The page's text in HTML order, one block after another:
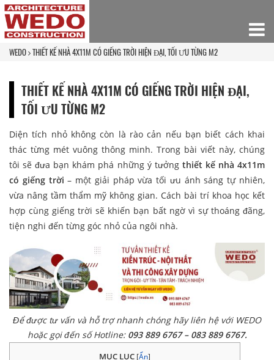
WEDO THIẾT KẾ NHÀ 4X11M CÓ GIẾNG TRỜI HIỆN ĐẠI, TỐI ƯU TỪNG M2
THIẾT KẾ NHÀ 4X11M CÓ GIẾNG TRỜI HIỆN ĐẠI,
TỐI ƯU TỪNG M2
Diện tích nhỏ không còn là rào cản nếu bạn biết cách khai
thác từng mét vuông thông minh. Trong bài viết này, chúng
tôi sẽ đưa bạn khám phá những ý tưởng thiết kế nhà 4x11m
có giếng trời – một giải pháp vừa tối ưu ánh sáng tự nhiên,
vừa nâng tầm thẩm mỹ không gian. Cách bài trí khoa học kết
hợp cùng giếng trời sẽ khiến bạn bất ngờ vì sự thoáng đãng,
tiện nghi đến từng góc nhỏ của ngôi nhà.
Để được tư vấn và hỗ trợ nhanh chóng hãy liên hệ với WEDO
hoặc gọi đến số Hotline: 093 889 6767 – 083 889 6767.
MỤC LỤC [Ẩn]